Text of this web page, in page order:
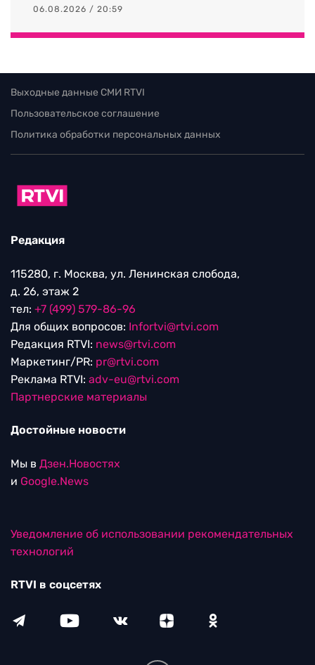
06.08.2026 / 20:59
Выходные данные СМИ RTVI
Пользовательское соглашение
Политика обработки персональных данных
Редакция
115280, г. Москва, ул. Ленинская слобода,
д. 26, этаж 2
тел: +7 (499) 579-86-96
Для общих вопросов: Infortvi@rtvi.com
Редакция RTVI: news@rtvi.com
Маркетинг/PR: pr@rtvi.com
Реклама RTVI: adv-eu@rtvi.com
Партнерские материалы
Достойные новости
Мы в Дзен.Новостях
и Google.News
Уведомление об использовании рекомендательных
технологий
RTVI в соцсетях